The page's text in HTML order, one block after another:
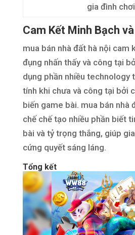
gia đình chơi
Cam Kết Minh Bạch
mua bán nhà đất hà nội cam
đụng nhấn thấy và công tại
dụng phần nhiều technology
tính khi chưa và công tại bởi
biến game bài. mua bán nhà
chế chế tạo nhiều phần biết
bài và tỷ trọng thắng, giúp
cứng quyết sáng láng.
Tổng kết